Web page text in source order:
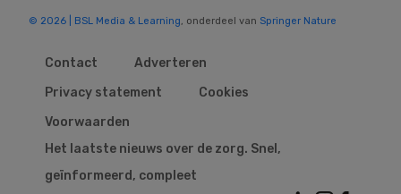
© 2026 | BSL Media & Learning , onderdeel van Springer Nature
Contact
Adverteren
Privacy statement
Cookies
Voorwaarden
Het laatste nieuws over de zorg. Snel,
geïnformeerd, compleet